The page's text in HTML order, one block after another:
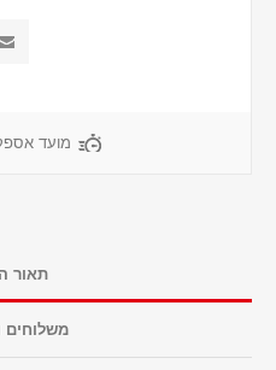
מועד
תאור
משלוחים